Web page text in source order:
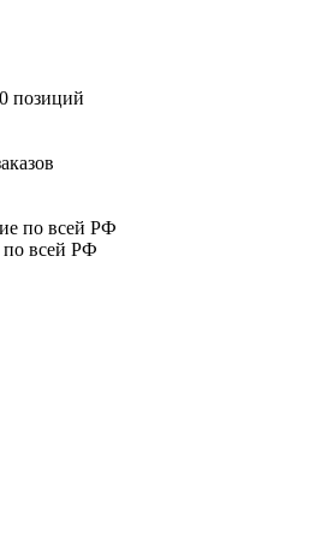
по всей РФ